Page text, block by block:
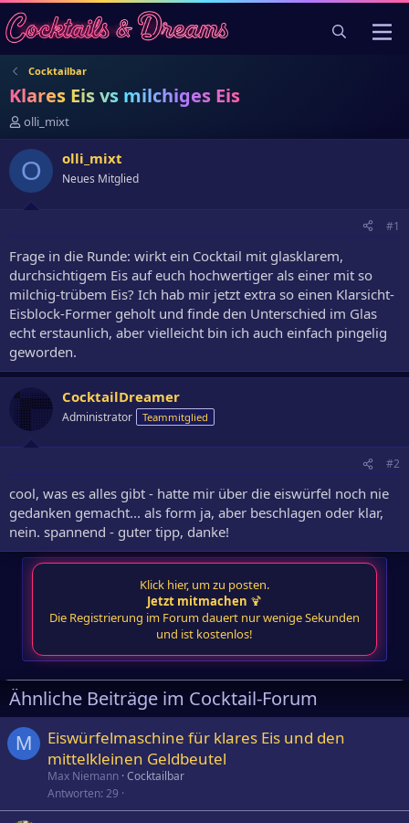
Cocktailbar
Klares Eis vs milchiges Eis
E
r
s
t
r
olli_mixt
O olli_mixt
Neues Mitglied
#1
Frage in die Runde: wirkt ein Cocktail mit glasklarem,
durchsichtigem Eis auf euch hochwertiger als einer mit so
milchig-trübem Eis? Ich hab mir jetzt extra so einen Klarsicht-
Eisblock-Former geholt und finde den Unterschied im Glas
echt erstaunlich, aber vielleicht bin ich auch einfach pingelig
geworden.
CocktailDreamer
Administrator Teammitglied
#2
cool, was es alles gibt - hatte mir über die eiswürfel noch nie
gedanken gemacht... als form ja, aber beschlagen oder klar,
nein. spannend - guter tipp, danke!
Klick hier, um zu posten.
Jetzt mitmachen 🍹
Die Registrierung im Forum dauert nur wenige Sekunden
und ist kostenlos!
Ähnliche Beiträge im Cocktail-Forum
M
Eiswürfelmaschine für klares Eis und den
mittelkleinen Geldbeutel
Max Niemann Cocktailbar
Antworten 29